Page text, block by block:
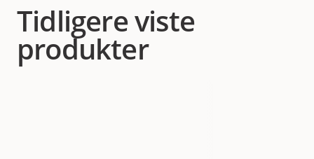
Tidligere viste
produkter